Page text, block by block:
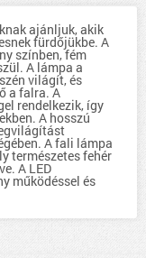
ajánljuk, akik
fürdőjükbe. A
színben, fém
A lámpa a
világít, és
a falra. A
rendelkezik, így
A hosszú
A fali lámpa
természetes fehér
A LED
működéssel és